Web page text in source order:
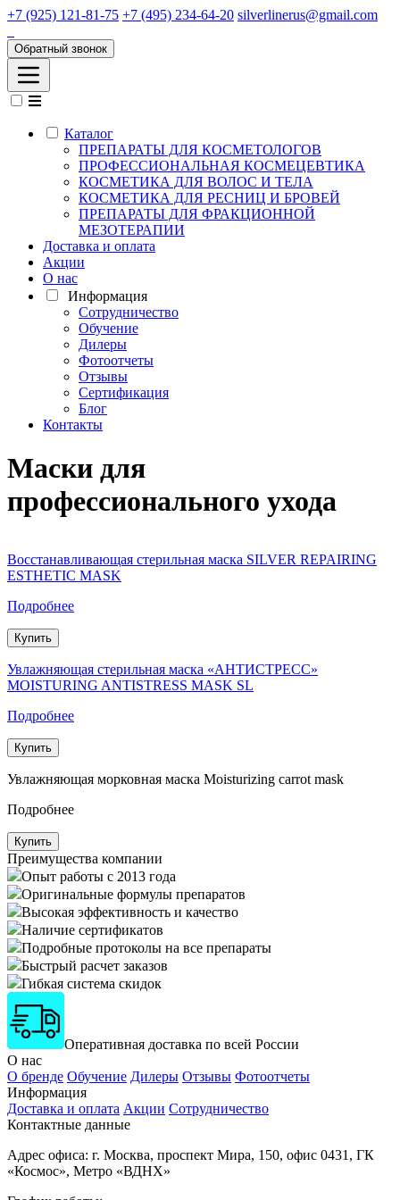
+7 (925) 121-81-75 +7 (495) 234-64-20 silverlinerus@gmail.com
Обратный звонок
Каталог
ПРЕПАРАТЫ ДЛЯ КОСМЕТОЛОГОВ
ПРОФЕССИОНАЛЬНАЯ КОСМЕЦЕВТИКА
КОСМЕТИКА ДЛЯ ВОЛОС И ТЕЛА
КОСМЕТИКА ДЛЯ РЕСНИЦ И БРОВЕЙ
ПРЕПАРАТЫ ДЛЯ ФРАКЦИОННОЙ
МЕЗОТЕРАПИИ
Доставка и оплата
Акции
О нас
Информация
Сотрудничество
Обучение
Дилеры
Фотоотчеты
Отзывы
Сертификация
Блог
Контакты
Маски для
профессионального ухода
Восстанавливающая стерильная маска SILVER REPAIRING
ESTHETIC MASK
Подробнее
Купить
Увлажняющая стерильная маска «АНТИСТРЕСС»
MOISTURING ANTISTRESS MASK SL
Подробнее
Купить
Увлажняющая морковная маска Moisturizing carrot mask
Подробнее
Купить
Преимущества компании
Опыт работы с 2013 года
Оригинальные формулы препаратов
Высокая эффективность и качество
Наличие сертификатов
Подробные протоколы на все препараты
Быстрый расчет заказов
Гибкая система скидок
Оперативная доставка по всей России
О нас
О бренде Обучение Дилеры Отзывы Фотоотчеты
Информация
Доставка и оплата Акции Сотрудничество
Контактные данные
Адрес офиса: г. Москва, проспект Мира, 150, офис 0431, ГК
«Космос», Метро «ВДНХ»